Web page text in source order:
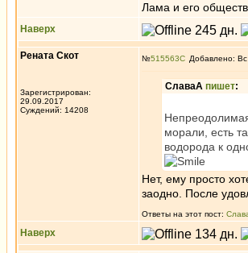
Лама и его
Наверх
Рената Скот
Зарегистрирован:
29.09.2017
Суждений: 14208
№515563 Добавлено:
СлаваА пишет:
морали, есть
водорода к
Нет, ему просто
заодно. После
Ответы на этот пост:
Наверх